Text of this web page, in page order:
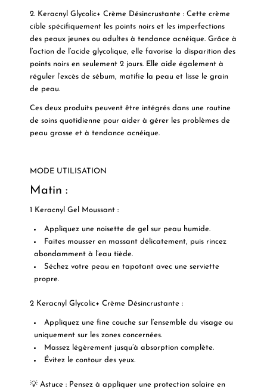
2. Keracnyl Glycolic+ Crème Désincrustante: Cette crème
cible spécifiquement les points noirs et les imperfections
des peaux jeunes ou adultes à tendance acnéique. Grâce à
l’action de l’acide glycolique, elle favorise la disparition des
points noirs en seulement 2 jours. Elle aide également à
réguler l’excès de sébum, matifie la peau et lisse le grain
de peau.
Ces deux produits peuvent être intégrés dans une routine
de soins quotidienne pour aider à gérer les problèmes de
peau grasse et à tendance acnéique.
MODE UTILISATION
Matin :
1 Keracnyl Gel Moussant:
Appliquez une noisette de gel sur peau humide.
Faites mousser en massant délicatement, puis rincez
abondamment à l’eau tiède.
Séchez votre peau en tapotant avec une serviette
propre.
2 Keracnyl Glycolic+ Crème Désincrustante:
Appliquez une fine couche sur l’ensemble du visage ou
uniquement sur les zones concernées.
Massez légèrement jusqu’à absorption complète.
Évitez le contour des yeux.
💡 Astuce: Pensez à appliquer une protection solaire en